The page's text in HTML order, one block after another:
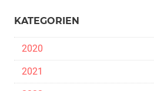
KATEGORIEN
2020
2021